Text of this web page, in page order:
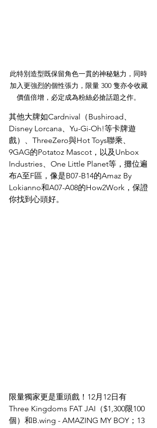
此特別造型既保留角色一貫的神秘魅力，同時
加入更強烈的個性張力，限量 300 隻亦令收藏
價值倍增，必定成為粉絲必搶話題之作。
其他大牌如Cardnival（Bushiroad、
Disney Lorcana、Yu-Gi-Oh!等卡牌遊
戲）、ThreeZero與Hot Toys聯乘、
9GAG的Potatoz Mascot，以及Unbox
Industries、One Little Planet等，攤位遍
布A至F區，像是B07-B14的Amaz By
Lokianno和A07-A08的How2Work，保證
你找到心頭好。​
限量獨家更是重頭戲！12月12日有
Three Kingdoms FAT JAI（$1,300限100
個）和B.wing - AMAZING MY BOY；13